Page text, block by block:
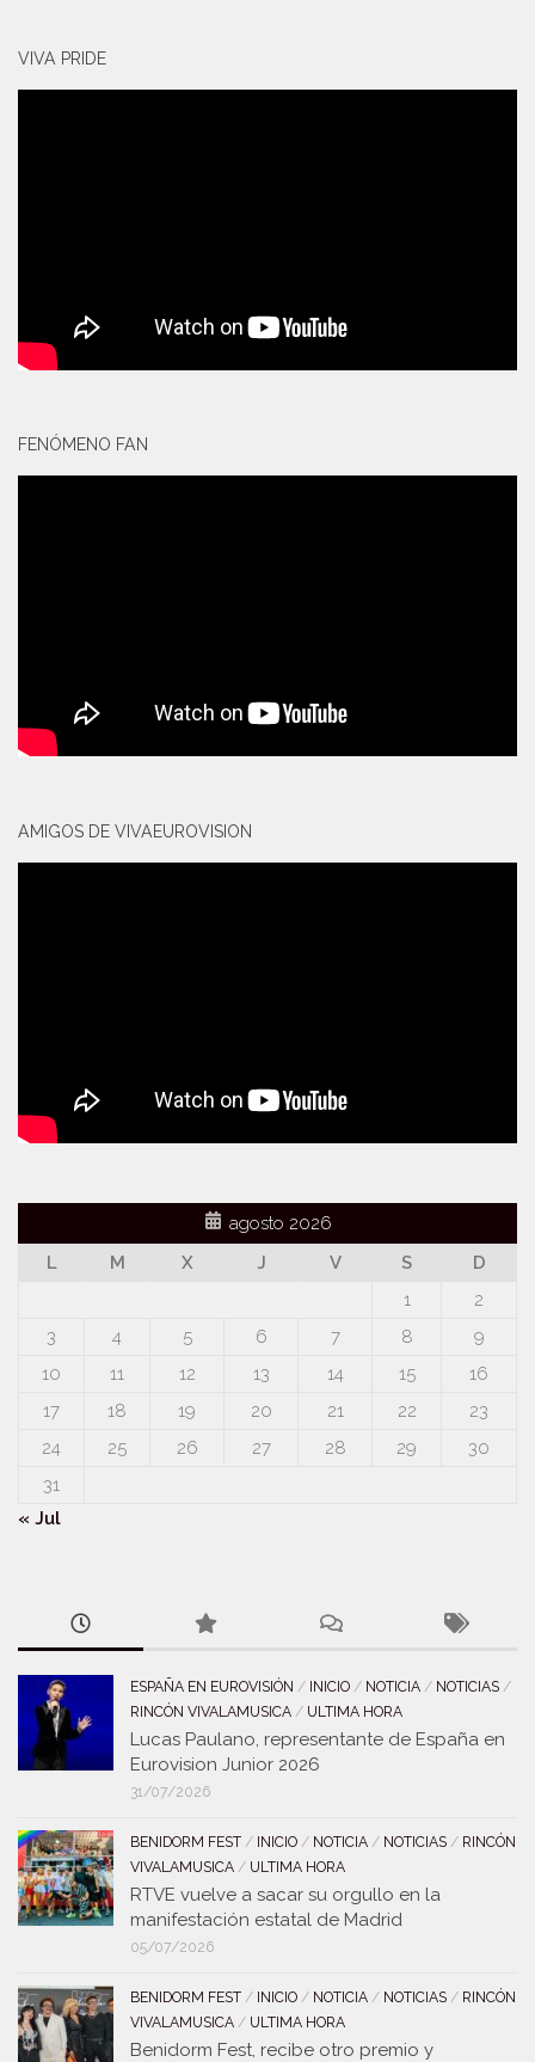
VIVA PRIDE
FENÓMENO FAN
AMIGOS DE VIVAEUROVISION
agosto 2026
L
M X J V S
D
1
2
3
4 5 6 7 8
9
10
11 12 13 14 15
16
17
18 19 20 21 22
23
24
25 26 27 28 29
30
31
« Jul
ESPAÑA EN EUROVISIÓN / INICIO / NOTICIA / NOTICIAS /
RINCÓN VIVALAMUSICA / ULTIMA HORA
Lucas Paulano, representante de España en
Eurovision Junior 2026
31/07/2026
BENIDORM FEST / INICIO / NOTICIA / NOTICIAS / RINCÓN
VIVALAMUSICA / ULTIMA HORA
RTVE vuelve a sacar su orgullo en la
manifestación estatal de Madrid
05/07/2026
BENIDORM FEST / INICIO / NOTICIA / NOTICIAS / RINCÓN
VIVALAMUSICA / ULTIMA HORA
Benidorm Fest, recibe otro premio y